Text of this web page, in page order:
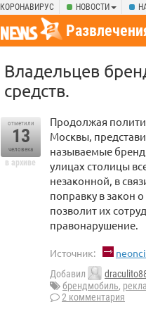
КОРОНАВИРУС НОВОСТИ
Владельцев
средств.
отметили
13
человека
в архиве
Продолжая
Москвы,
называемые
улицах столицы
незаконной, в
поправку в закон
позволит их
правонарушение.
Источник:
Добавил
брендмобиль,
2 комментария